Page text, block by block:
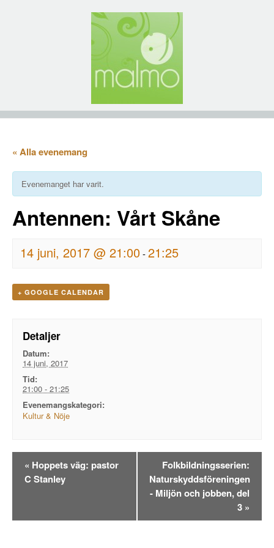
« Alla evenemang
Evenemanget har varit.
Antennen: Vårt Skåne
14 juni, 2017 @ 21:00-21:25
+ GOOGLE CALENDAR
Detaljer
Datum:
14 juni, 2017
Tid:
21:00 - 21:25
Evenemangskategori:
Kultur & Nöje
Evenemangsnavigation
« Hoppets väg: pastor
C Stanley
Folkbildningsserien:
Naturskyddsföreningen
- Miljön och jobben, del
3 »